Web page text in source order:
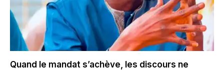
Quand le mandat s’achève, les discours ne